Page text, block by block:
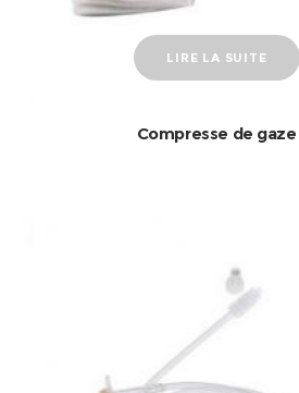
LIRE LA SUITE
Compresse de